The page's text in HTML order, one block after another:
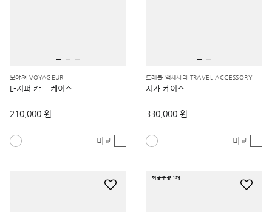
보야져 VOYAGEUR
L-지퍼 카드 케이스
210,000 원
비교
트래블 액세서리 TRAVEL ACCESSORY
시가 케이스
330,000 원
비교
최종수량 1개